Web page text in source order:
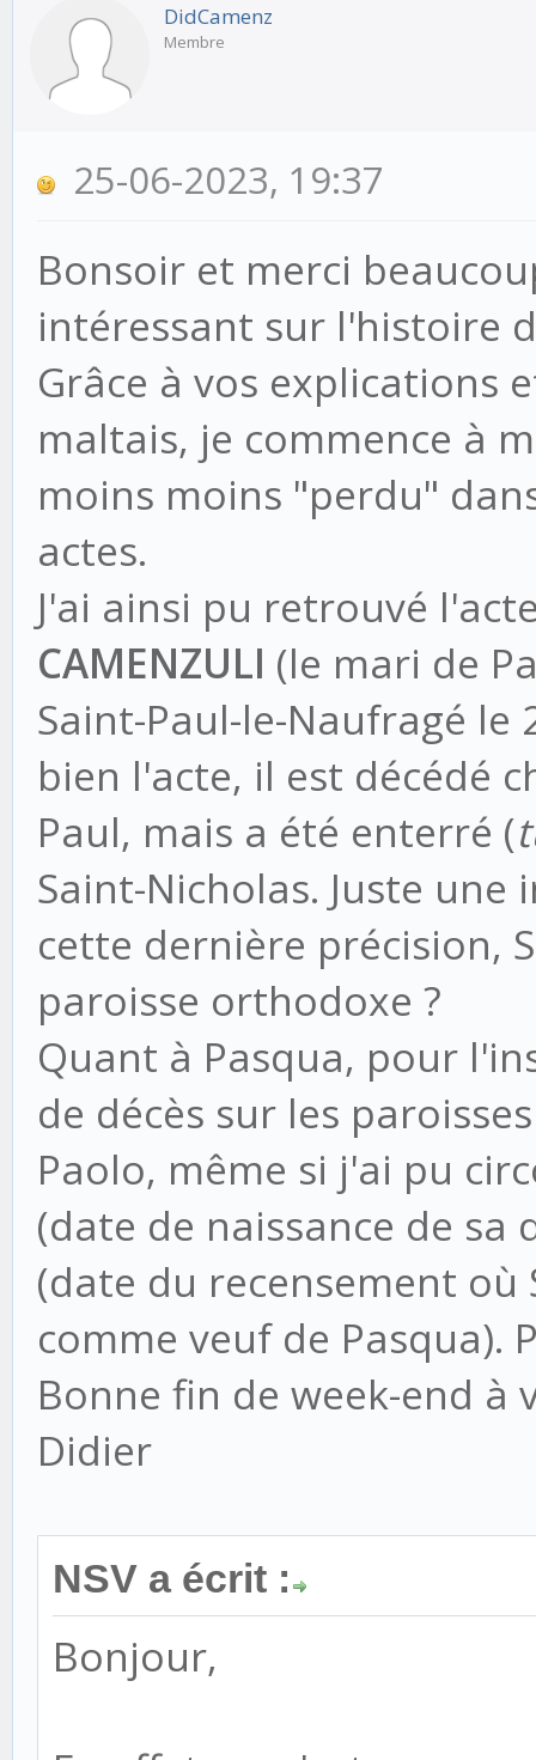
DidCamenz
Membre
25-06-2023, 19:37
Bonsoir et merci
intéressant sur l'histoire
Grâce à vos explications
maltais, je commence à
moins moins "perdu"
actes.
J'ai ainsi pu retrouvé
CAMENZULI (le mari de
Saint-Paul-le-Naufragé le
bien l'acte, il est décédé
Paul, mais a été enterré (
Saint-Nicholas. Juste
cette dernière précision,
paroisse orthodoxe ?
Quant à Pasqua, pour
de décès sur les
Paolo, même si j'ai pu
(date de naissance de sa
(date du recensement
comme veuf de Pasqua).
Bonne fin de week-end à
Didier
NSV a écrit :
Bonjour,